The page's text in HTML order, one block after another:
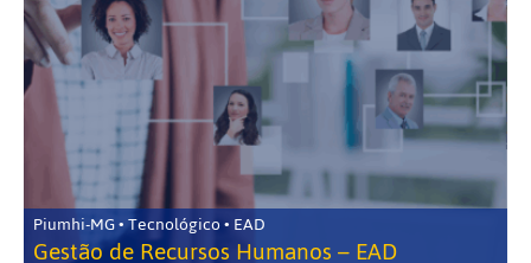
Piumhi-MG • Tecnológico • EAD
Gestão de Recursos Humanos – EAD